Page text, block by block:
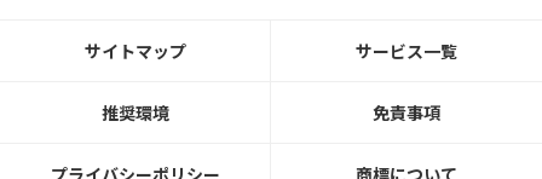
サイトマップ サービス一覧
推奨環境 免責事項
プライバシーポリシー 商標について